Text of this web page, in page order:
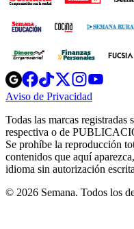
Opens
in
new
Opens
in
new
Opens
in
new
window
Opens
new
windowwindow
Aviso de Privacidad
new
window
Todas las marcas registradas
respectiva o de
Se prohíbe la reproducción
contenidos que aquí
idioma sin autorización
© 2026 Semana. Todos los